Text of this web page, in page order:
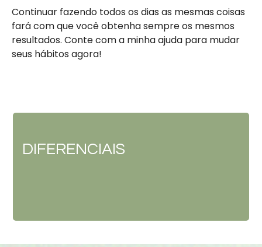
DIFERENCIAIS
Continuar fazendo todos os dias as mesmas coisas
fará com que você obtenha sempre os mesmos
resultados. Conte com a minha ajuda para mudar
seus hábitos agora!